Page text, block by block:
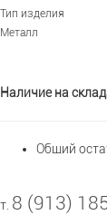
Тип изделия
Металл
Наличие на
Общий
т. 8 (913)